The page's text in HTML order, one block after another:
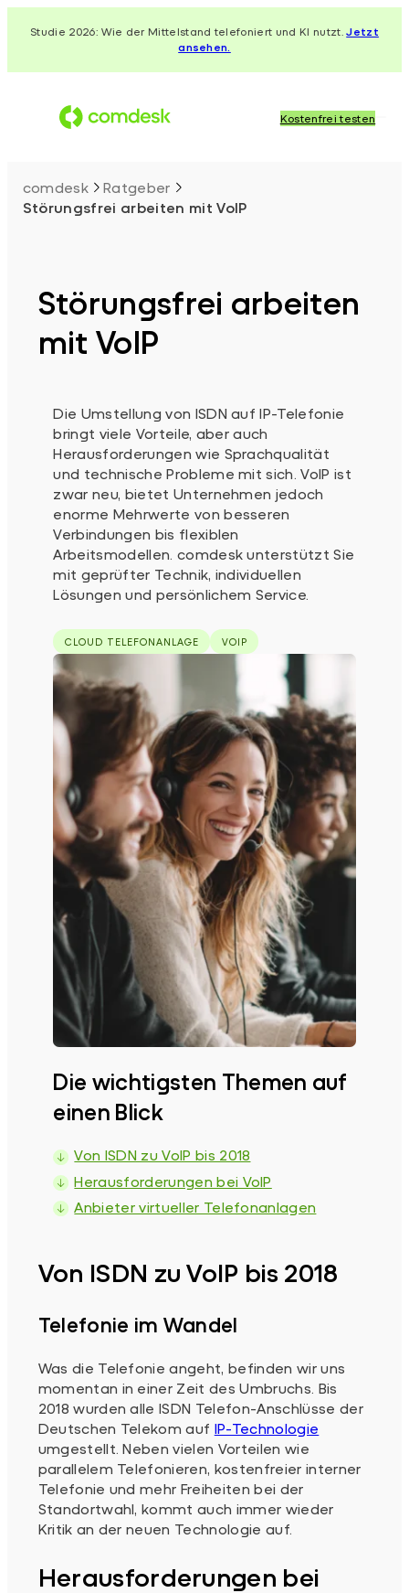
InhaltStudie 2026: Wie der Mittelstand telefoniert und KI nutzt.Jetzt
ansehen.
Kostenfrei testen
comdesk
Ratgeber
Störungsfrei arbeiten mit VoIP
Störungsfrei arbeiten
mit VoIP
Die Umstellung von ISDN auf IP-Telefonie
bringt viele Vorteile, aber auch
Herausforderungen wie Sprachqualität
und technische Probleme mit sich. VoIP ist
zwar neu, bietet Unternehmen jedoch
enorme Mehrwerte von besseren
Verbindungen bis flexiblen
Arbeitsmodellen. comdesk unterstützt Sie
mit geprüfter Technik, individuellen
Lösungen und persönlichem Service.
CLOUD TELEFONANLAGE VOIP
Die wichtigsten Themen auf
einen Blick
Von ISDN zu VoIP bis 2018
Herausforderungen bei VoIP
Anbieter virtueller Telefonanlagen
Von ISDN zu VoIP bis 2018
Telefonie im Wandel
Was die Telefonie angeht, befinden wir uns
momentan in einer Zeit des Umbruchs. Bis
2018 wurden alle ISDN Telefon-Anschlüsse der
Deutschen Telekom auf IP-Technologie
umgestellt. Neben vielen Vorteilen wie
parallelem Telefonieren, kostenfreier interner
Telefonie und mehr Freiheiten bei der
Standortwahl, kommt auch immer wieder
Kritik an der neuen Technologie auf.
Herausforderungen bei